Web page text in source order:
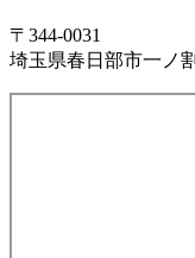
〒344-0031
埼玉県春日部市一ノ